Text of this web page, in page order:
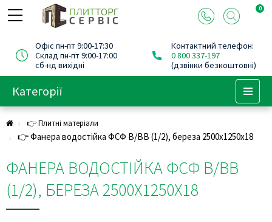
0
Офіс пн-пт 9:00-17:30
Склад пн-пт 9:00-17:00
сб-нд вихідні
Контактний телефон:
0 800 337-197
(дзвінки безкоштовні)
Категорії
👉 Плитні матеріали
👉 Фанера водостійка ФСФ В/ВВ (1/2), береза 2500х1250х18
ФАНЕРА ВОДОСТІЙКА ФСФ В/ВВ
(1/2), БЕРЕЗА 2500Х1250Х18